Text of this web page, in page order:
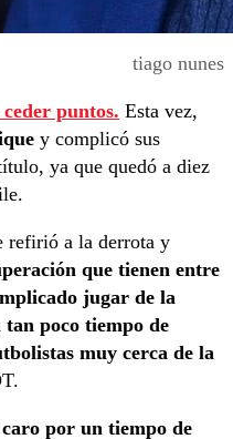
tiago nunes
puntos. Esta vez,
y complicó sus
ya que quedó a diez
refirió a la derrota y
que tienen entre
jugar de la
tan poco tiempo de
muy cerca de la
por un tiempo de